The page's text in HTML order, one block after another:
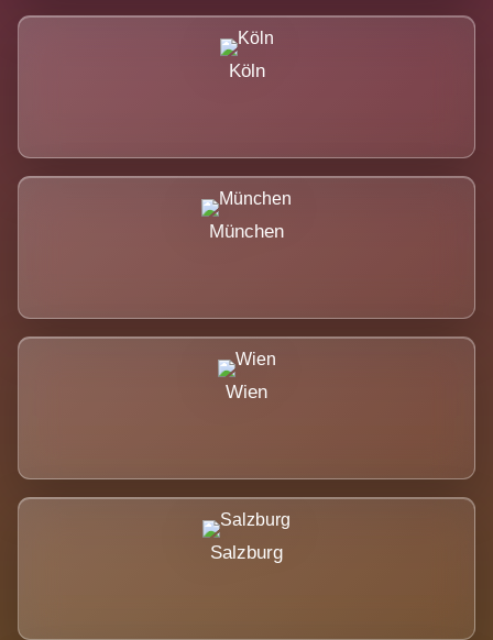
Köln
München
Wien
Salzburg